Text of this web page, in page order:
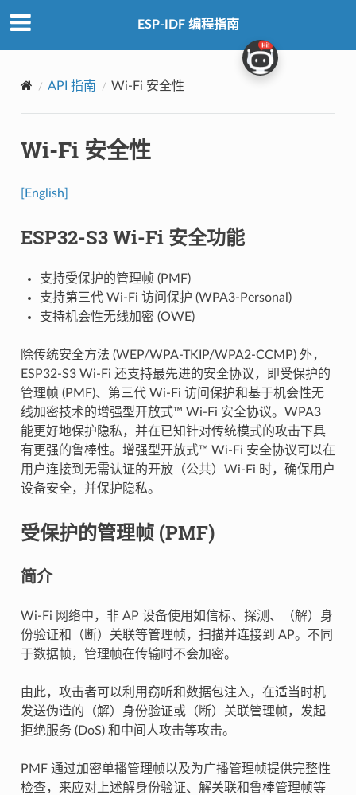
ESP-IDF 编程指南
API 指南 Wi-Fi 安全性
Wi-Fi 安全性
[English]
ESP32-S3 Wi-Fi 安全功能
支持受保护的管理帧 (PMF)
支持第三代 Wi-Fi 访问保护 (WPA3-Personal)
支持机会性无线加密 (OWE)
除传统安全方法 (WEP/WPA-TKIP/WPA2-CCMP) 外，
ESP32-S3 Wi-Fi 还支持最先进的安全协议，即受保护的
管理帧 (PMF)、第三代 Wi-Fi 访问保护和基于机会性无
线加密技术的增强型开放式™ Wi-Fi 安全协议。WPA3
能更好地保护隐私，并在已知针对传统模式的攻击下具
有更强的鲁棒性。增强型开放式™ Wi-Fi 安全协议可以在
用户连接到无需认证的开放（公共）Wi-Fi 时，确保用户
设备安全，并保护隐私。
受保护的管理帧 (PMF)
简介
Wi-Fi 网络中，非 AP 设备使用如信标、探测、（解）身
份验证和（断）关联等管理帧，扫描并连接到 AP。不同
于数据帧，管理帧在传输时不会加密。
由此，攻击者可以利用窃听和数据包注入，在适当时机
发送伪造的（解）身份验证或（断）关联管理帧，发起
拒绝服务 (DoS) 和中间人攻击等攻击。
PMF 通过加密单播管理帧以及为广播管理帧提供完整性
检查，来应对上述解身份验证、解关联和鲁棒管理帧等